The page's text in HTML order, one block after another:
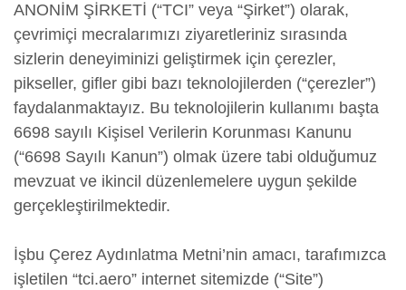
ANONİM ŞİRKETİ (“TCI” veya “Şirket”) olarak,
çevrimiçi mecralarımızı ziyaretleriniz sırasında
sizlerin deneyiminizi geliştirmek için çerezler,
pikseller, gifler gibi bazı teknolojilerden (“çerezler”)
faydalanmaktayız. Bu teknolojilerin kullanımı başta
6698 sayılı Kişisel Verilerin Korunması Kanunu
(“6698 Sayılı Kanun”) olmak üzere tabi olduğumuz
mevzuat ve ikincil düzenlemelere uygun şekilde
gerçekleştirilmektedir.
İşbu Çerez Aydınlatma Metni’nin amacı, tarafımızca
işletilen “tci.aero” internet sitemizde (“Site”)